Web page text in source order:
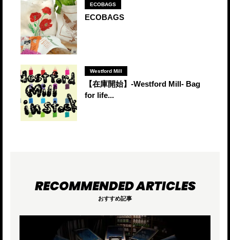
ECOBAGS
ECOBAGS
Westford Mill
【在庫開始】-Westford Mill- Bag
for life...
おすすめ記事